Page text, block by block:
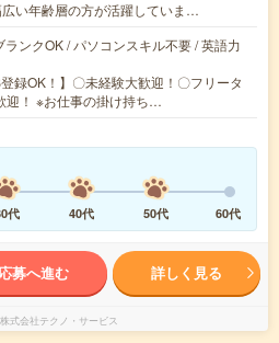
い年齢層の方が活躍していま…
ランクOK / パソコンスキル不要 / 英語力
登録OK！】〇未経験大歓迎！〇フリータ
！ ※お仕事の掛け持ち…
代 40代 50代 60代
応募へ進む 詳しく見る
株式会社テクノ・サービス